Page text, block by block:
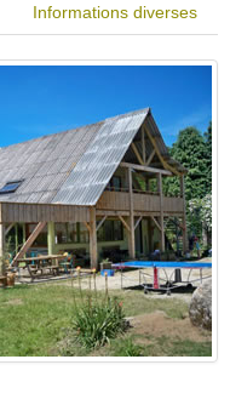
Informations diverses